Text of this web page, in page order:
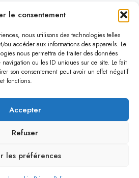
le consentement
nous utilisons des technologies telles
ou accéder aux informations des appareils. Le
nous permettra de traiter des données
ou les ID uniques sur ce site. Le fait
son consentement peut avoir un effet négatif
fonctions.
Accepter
Refuser
les préférences
Découvrir Lifeware
Facebook
Instagram
|Mentions légales|Cookies
par Florent Degives chez Lifeware
est une identité commerciale